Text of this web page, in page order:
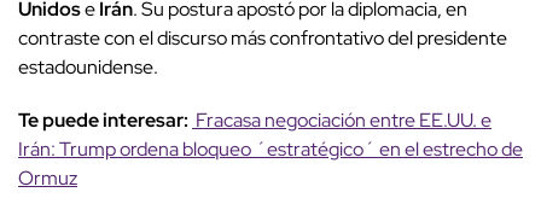
UnidoseIrán. Su postura apostó por la diplomacia, en
contraste con el discurso más confrontativo del presidente
estadounidense.
Te puede interesar: Fracasa negociación entre EE.UU. e
Irán: Trump ordena bloqueo ´estratégico´ en el estrecho de
Ormuz